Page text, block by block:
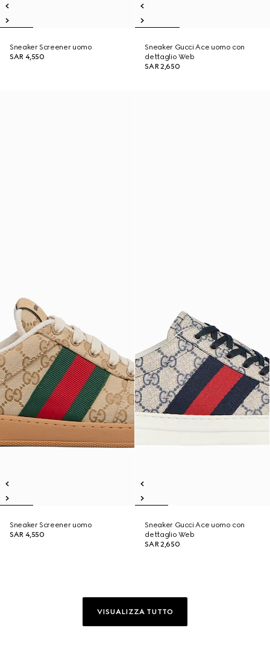
Sneaker Screener uomo
SAR 4,550
Sneaker Gucci Ace uomo con
dettaglio Web
SAR 2,650
Sneaker Screener uomo
SAR 4,550
Sneaker Gucci Ace uomo con
dettaglio Web
SAR 2,650
VISUALIZZA TUTTO